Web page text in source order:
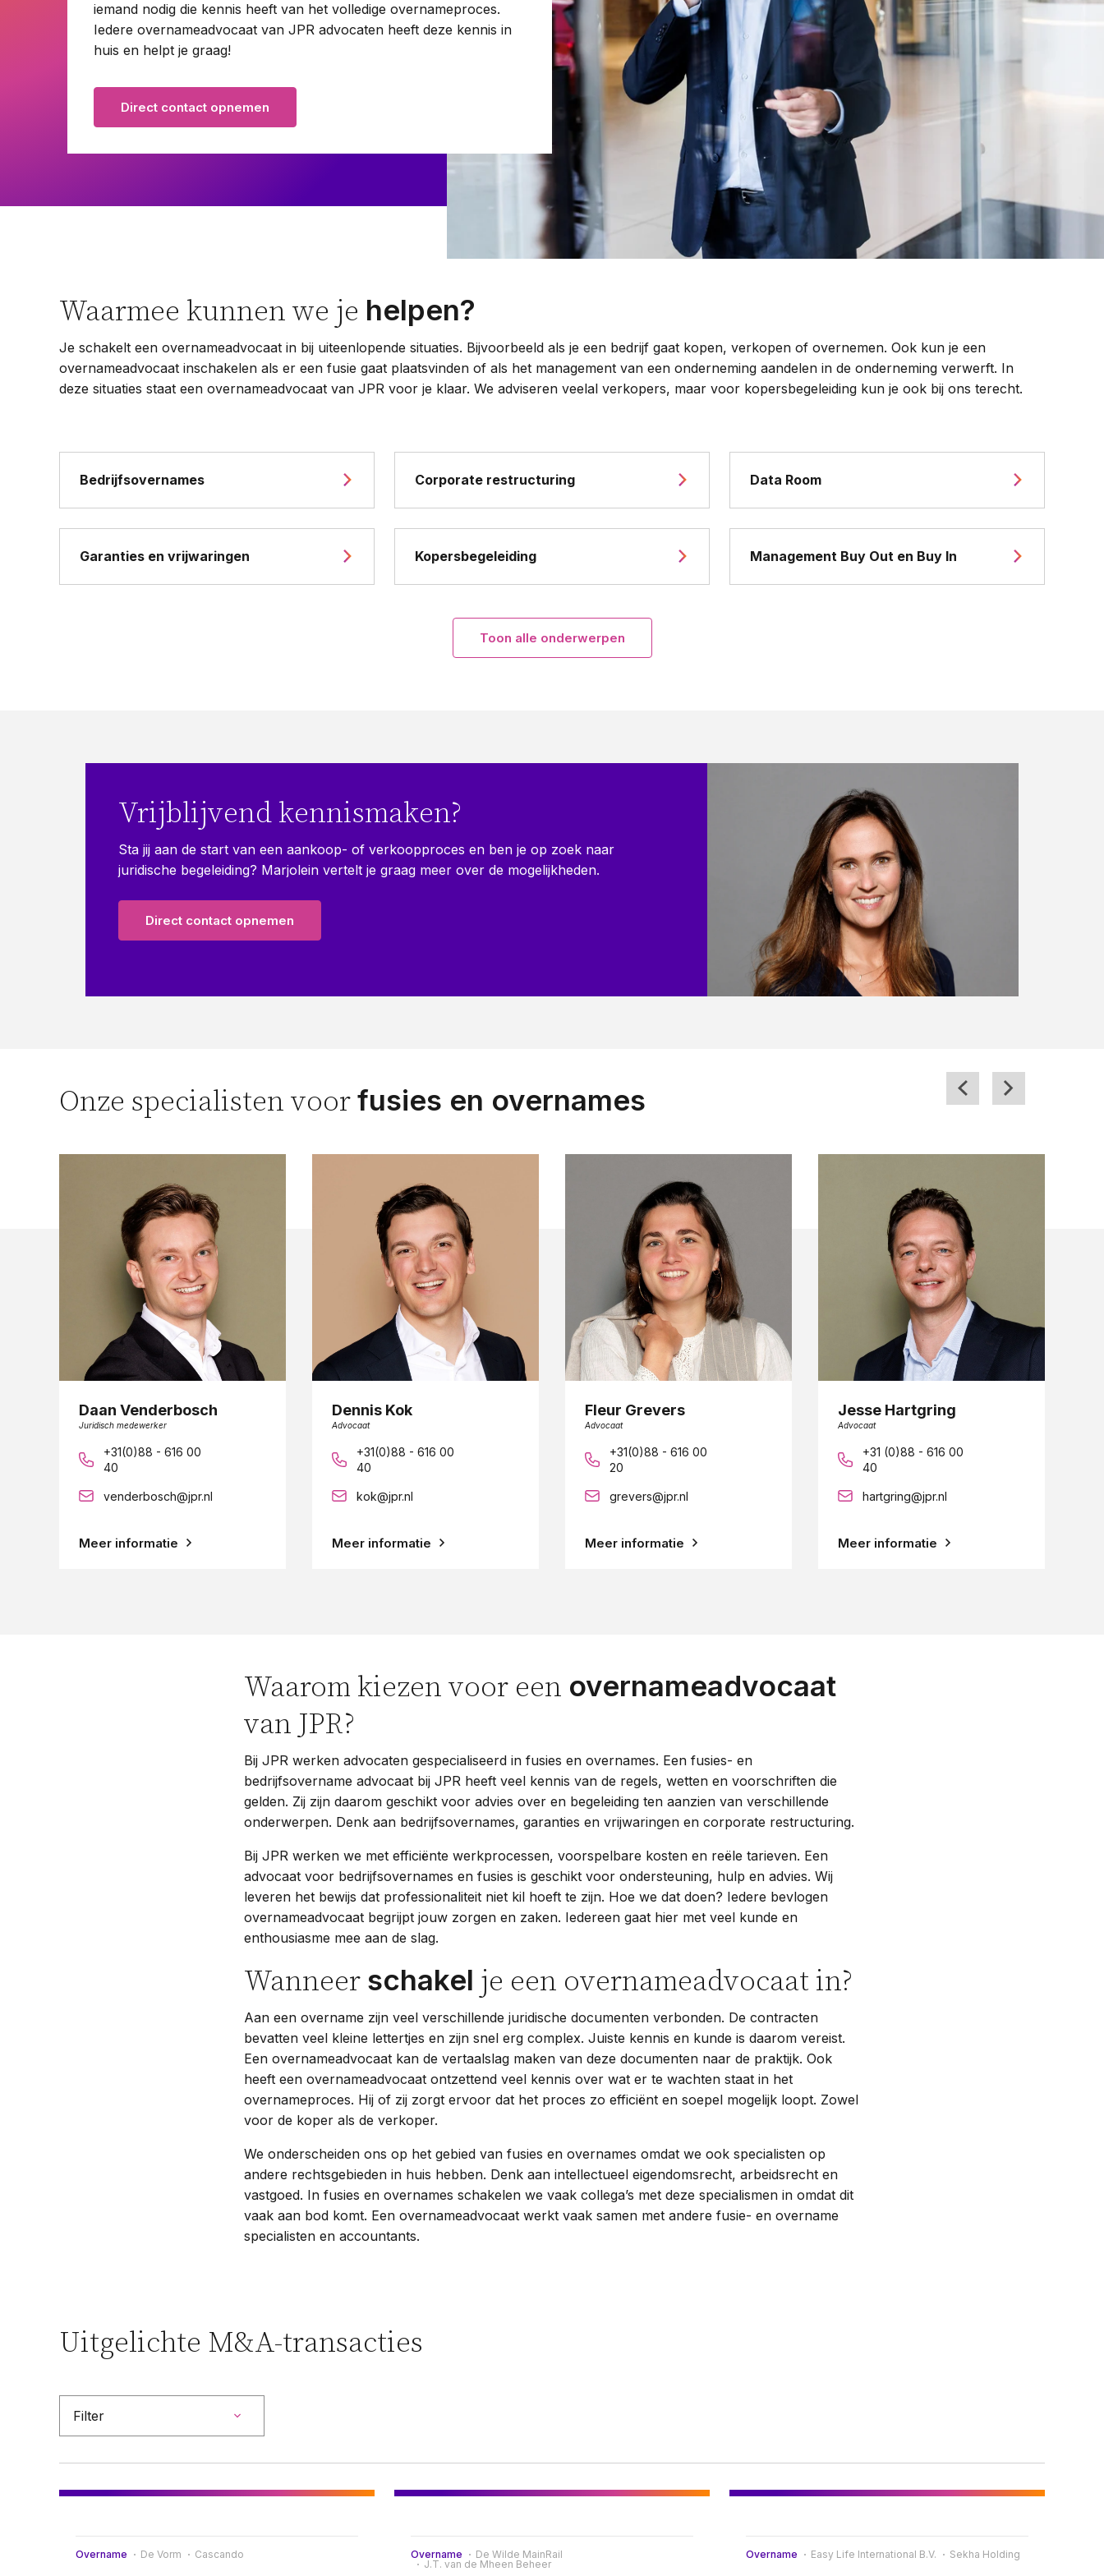
Ondernemingsrecht
Pensioenrecht
Privacyrecht
Verzekeringsrecht
Woningcorporaties
Woningwet
Taal:
iemand nodig die kennis heeft van het volledige overnameproces.
Iedere overnameadvocaat van JPR advocaten heeft deze kennis in
huis en helpt je graag!
Direct contact opnemen
Waarmee kunnen we je helpen?
Je schakelt een overnameadvocaat in bij uiteenlopende situaties. Bijvoorbeeld als je een bedrijf gaat kopen, verkopen of overnemen. Ook kun je een
overnameadvocaat inschakelen als er een fusie gaat plaatsvinden of als het management van een onderneming aandelen in de onderneming verwerft. In
deze situaties staat een overnameadvocaat van JPR voor je klaar. We adviseren veelal verkopers, maar voor kopersbegeleiding kun je ook bij ons terecht.
Bedrijfsovernames Corporate restructuring Data Room
Garanties en vrijwaringen Kopersbegeleiding Management Buy Out en Buy In
Toon alle onderwerpen
Vrijblijvend kennismaken?
Sta jij aan de start van een aankoop- of verkoopproces en ben je op zoek naar
juridische begeleiding? Marjolein vertelt je graag meer over de mogelijkheden.
Direct contact opnemen
Onze specialisten voorfusies en overnames
Daan Venderbosch
Juridisch medewerker
+31(0)88 - 616 00
40
venderbosch@jpr.nl
Meer informatie
Dennis Kok
Advocaat
+31(0)88 - 616 00
40
kok@jpr.nl
Meer informatie
Fleur Grevers
Advocaat
+31(0)88 - 616 00
20
grevers@jpr.nl
Meer informatie
Jesse Hartgring
Advocaat
+31 (0)88 - 616 00
40
hartgring@jpr.nl
Meer informatie
Waarom kiezen voor een overnameadvocaat
van JPR?
Bij JPR werken advocaten gespecialiseerd in fusies en overnames. Een fusies- en
bedrijfsovername advocaat bij JPR heeft veel kennis van de regels, wetten en voorschriften die
gelden. Zij zijn daarom geschikt voor advies over en begeleiding ten aanzien van verschillende
onderwerpen. Denk aan bedrijfsovernames, garanties en vrijwaringen en corporate restructuring.
Bij JPR werken we met efficiënte werkprocessen, voorspelbare kosten en reële tarieven. Een
advocaat voor bedrijfsovernames en fusies is geschikt voor ondersteuning, hulp en advies. Wij
leveren het bewijs dat professionaliteit niet kil hoeft te zijn. Hoe we dat doen? Iedere bevlogen
overnameadvocaat begrijpt jouw zorgen en zaken. Iedereen gaat hier met veel kunde en
enthousiasme mee aan de slag.
Wanneer schakel je een overnameadvocaat in?
Aan een overname zijn veel verschillende juridische documenten verbonden. De contracten
bevatten veel kleine lettertjes en zijn snel erg complex. Juiste kennis en kunde is daarom vereist.
Een overnameadvocaat kan de vertaalslag maken van deze documenten naar de praktijk. Ook
heeft een overnameadvocaat ontzettend veel kennis over wat er te wachten staat in het
overnameproces. Hij of zij zorgt ervoor dat het proces zo efficiënt en soepel mogelijk loopt. Zowel
voor de koper als de verkoper.
We onderscheiden ons op het gebied van fusies en overnames omdat we ook specialisten op
andere rechtsgebieden in huis hebben. Denk aan intellectueel eigendomsrecht, arbeidsrecht en
vastgoed. In fusies en overnames schakelen we vaak collega’s met deze specialismen in omdat dit
vaak aan bod komt. Een overnameadvocaat werkt vaak samen met andere fusie- en overname
specialisten en accountants.
Uitgelichte M&A-transacties
Filter
Filter
Overname De Vorm Cascando Overname
De Wilde MainRail
J.T. van de Mheen Beheer
Overname Easy Life International B.V. Sekha Holding